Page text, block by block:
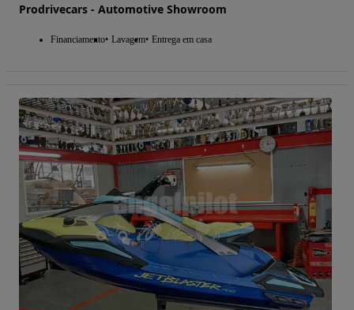
Prodrivecars - Automotive Showroom
Financiamento Lavagem Entrega em casa